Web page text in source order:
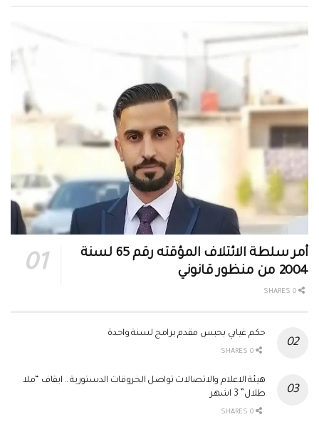
أمر سلطة الائتلاف المؤقته رقم 65 لسنة
2004 من منظور قانوني
حكم غيابي بحبس مقدم برامج لسنة واحدة
هيئة الاعلام والاتصالات تواصل الخروقات الدستورية .. ايقاف “ملا
طلال” 3 اشهر